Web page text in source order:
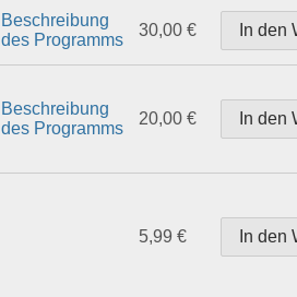
Beschreibung
des Programms
30,00 €
Beschreibung
des Programms
20,00 €
5,99 €